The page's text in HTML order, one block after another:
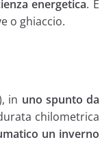
energetica. E
o ghiaccio.
in uno spunto da
chilometrica
un inverno